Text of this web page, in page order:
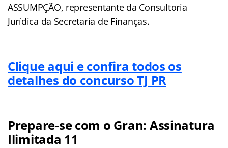
ASSUMPÇÃO, representante da Consultoria
Jurídica da Secretaria de Finanças.
Clique aqui e confira todos os
detalhes do concurso TJ PR
Prepare-se com o Gran: Assinatura
Ilimitada 11